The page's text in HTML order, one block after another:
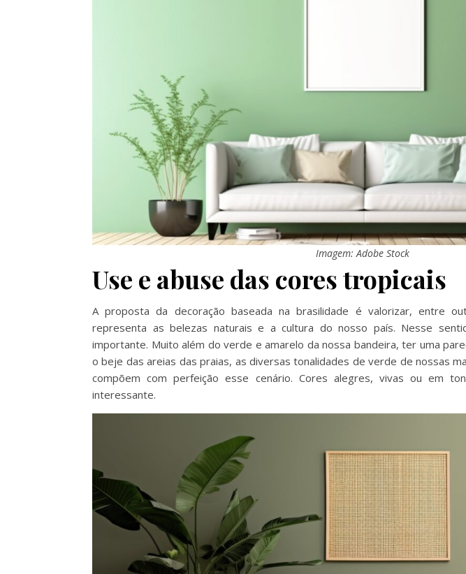
Imagem: Adobe Stock
Use e abuse das cores tropicais
A proposta da decoração baseada na brasilidade é valorizar, entre
representa as belezas naturais e a cultura do nosso país. Nesse
importante. Muito além do verde e amarelo da nossa bandeira, ter uma
o beje das areias das praias, as diversas tonalidades de verde de nossas
compõem com perfeição esse cenário. Cores alegres, vivas ou em
interessante.